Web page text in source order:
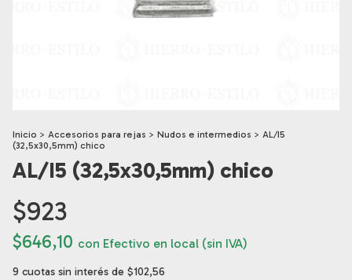
Inicio > Accesorios para rejas > Nudos e intermedios > AL/I5
(32,5x30,5mm) chico
AL/I5 (32,5x30,5mm) chico
$923
$646,10 con Efectivo en local (sin IVA)
9 cuotas sin interés de $102,56